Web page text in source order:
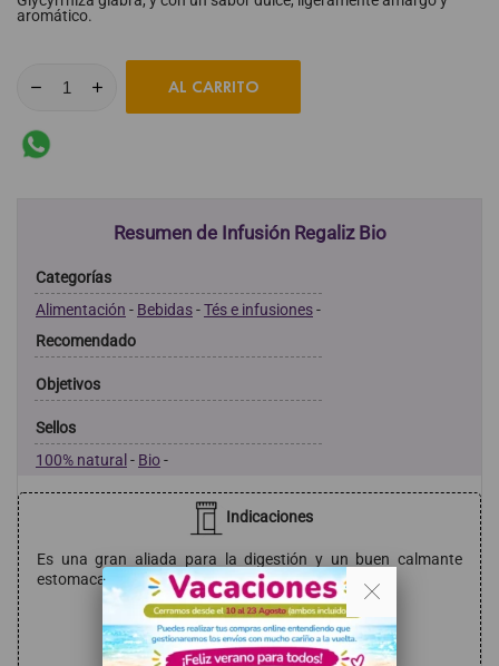
aromático.
AL CARRITO
Resumen de Infusión Regaliz Bio
Categorías
Alimentación - Bebidas-Tés e infusiones-
Recomendado
Objetivos
Sellos
100% natural- Bio-
Indicaciones
Es una gran aliada para la digestión y un buen calmante
estomacal.
Modo de empleo
. .